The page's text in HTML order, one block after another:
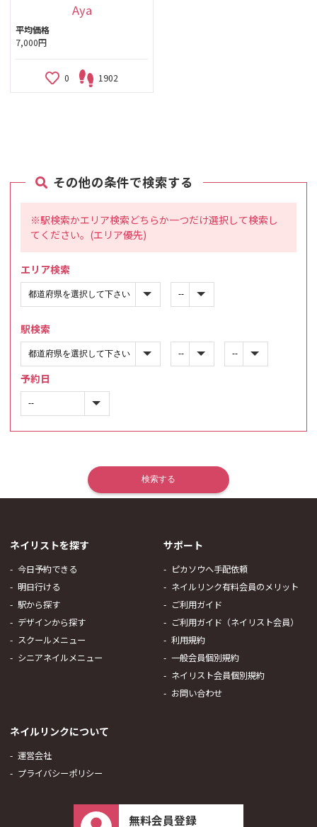
Aya
平均価格
7,000円
0 1902
その他の条件で検索する
※駅検索かエリア検索どちらか一つだけ選択して検索し
てください。(エリア優先)
エリア検索
駅検索
予約日
ネイリストを探す
今日予約できる
明日行ける
駅から探す
デザインから探す
スクールメニュー
シニアネイルメニュー
サポート
ピカソウへ手配依頼
ネイルリンク有料会員のメリット
ご利用ガイド
ご利用ガイド（ネイリスト会員）
利用規約
一般会員個別規約
ネイリスト会員個別規約
お問い合わせ
ネイルリンクについて
運営会社
プライバシーポリシー
無料会員登録